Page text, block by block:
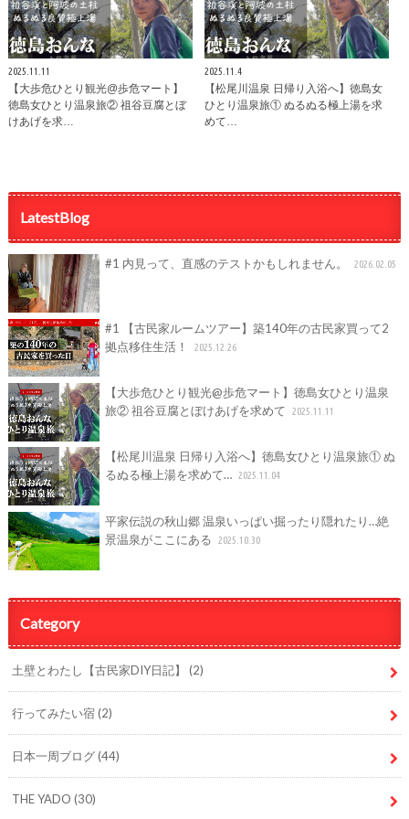
2025.11.11
【大歩危ひとり観光@歩危マート】
徳島女ひとり温泉旅② 祖谷豆腐とぼ
けあげを求…
2025.11.4
【松尾川温泉 日帰り入浴へ】徳島女
ひとり温泉旅① ぬるぬる極上湯を求
めて…
LatestBlog
#1 内見って、直感のテストかもしれません。 2026.02.05
#1 【古民家ルームツアー】築140年の古民家買って2
拠点移住生活！
2025.12.26
【大歩危ひとり観光@歩危マート】徳島女ひとり温泉
旅② 祖谷豆腐とぼけあげを求めて
2025.11.11
【松尾川温泉 日帰り入浴へ】徳島女ひとり温泉旅① ぬ
るぬる極上湯を求めて… 2025.11.04
平家伝説の秋山郷 温泉いっぱい掘ったり隠れたり…絶
景温泉がここにある
2025.10.30
Category
土壁とわたし【古民家DIY日記】 (2)
行ってみたい宿(2)
日本一周ブログ(44)
THE YADO (30)